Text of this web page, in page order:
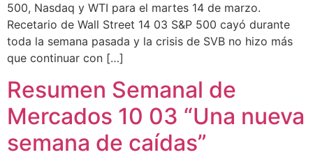
500, Nasdaq y WTI para el martes 14 de marzo.
Recetario de Wall Street 14 03 S&P 500 cayó durante
toda la semana pasada y la crisis de SVB no hizo más
que continuar con […]
Resumen Semanal de
Mercados 10 03 “Una nueva
semana de caídas”